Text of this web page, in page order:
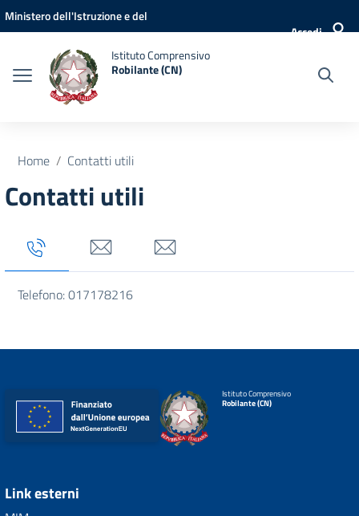
Vai ai contenuti
Vai al menu di navigazione
Vai al footer
Ministero dell'Istruzione e del
Accedi
Istituto Comprensivo
Robilante (CN)
Home Contatti utili
Contatti utili
Tab titolo 1Tab titolo 3Tab titolo 4
Telefono: 017178216
Istituto Comprensivo
Robilante (CN)
Link esterni